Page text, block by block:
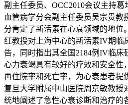
副主任委员、OCC2010会议主持
血管病学分会副主任委员吴宗贵教
分肯定了新活素在心衰领域的地位
红教授对上海中心的新活素IV期临
告，同时指出其全国2184例IV临床
心力衰竭具有较好的疗效和安全性
再住院率和死亡率，为心衰患者提
复旦大学附属中山医院周京敏教授
统地阐述了急性心衰诊断和治疗的